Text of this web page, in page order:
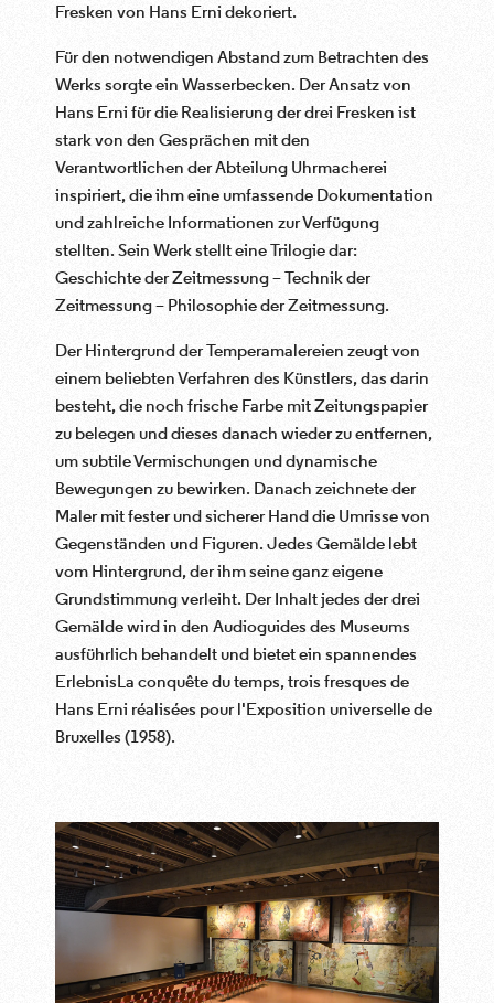
Fresken von Hans Erni dekoriert.
Für den notwendigen Abstand zum Betrachten des
Werks sorgte ein Wasserbecken. Der Ansatz von
Hans Erni für die Realisierung der drei Fresken ist
stark von den Gesprächen mit den
Verantwortlichen der Abteilung Uhrmacherei
inspiriert, die ihm eine umfassende Dokumentation
und zahlreiche Informationen zur Verfügung
stellten. Sein Werk stellt eine Trilogie dar:
Geschichte der Zeitmessung – Technik der
Zeitmessung – Philosophie der Zeitmessung.
Der Hintergrund der Temperamalereien zeugt von
einem beliebten Verfahren des Künstlers, das darin
besteht, die noch frische Farbe mit Zeitungspapier
zu belegen und dieses danach wieder zu entfernen,
um subtile Vermischungen und dynamische
Bewegungen zu bewirken. Danach zeichnete der
Maler mit fester und sicherer Hand die Umrisse von
Gegenständen und Figuren. Jedes Gemälde lebt
vom Hintergrund, der ihm seine ganz eigene
Grundstimmung verleiht. Der Inhalt jedes der drei
Gemälde wird in den Audioguides des Museums
ausführlich behandelt und bietet ein spannendes
ErlebnisLa conquête du temps, trois fresques de
Hans Erni réalisées pour l'Exposition universelle de
Bruxelles (1958).